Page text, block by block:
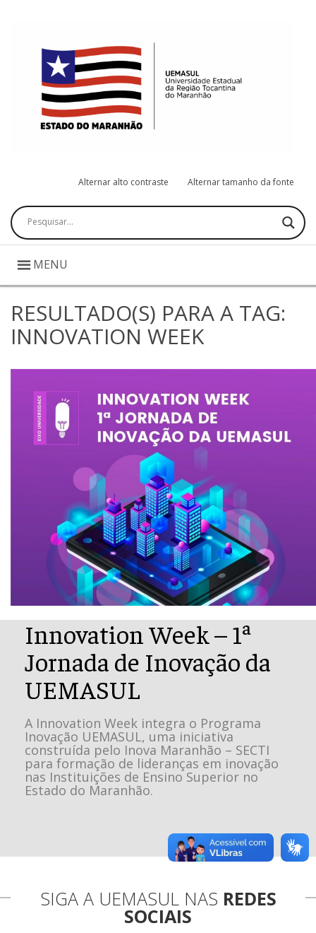
Alternar alto contraste Alternar tamanho da fonte
Pesquisar
MENU
RESULTADO(S) PARA A TAG:
INNOVATION WEEK
Innovation Week – 1ª
Jornada de Inovação da
UEMASUL
A Innovation Week integra o Programa
Inovação UEMASUL, uma iniciativa
construída pelo Inova Maranhão – SECTI
para formação de lideranças em inovação
nas Instituições de Ensino Superior no
Estado do Maranhão.
SIGA A UEMASUL NAS REDES
SOCIAIS